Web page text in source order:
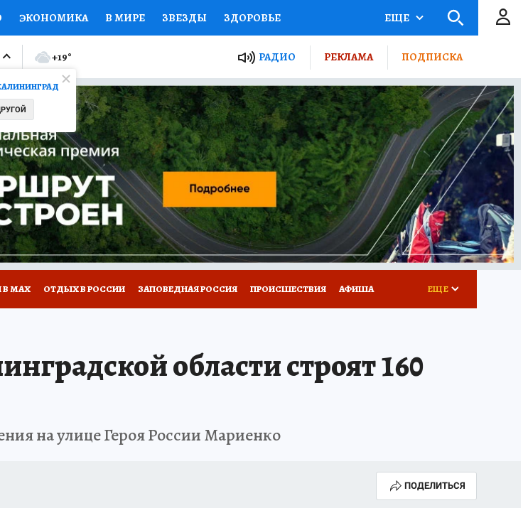
ЭКОНОМИКА В МИРЕ ЗВЕЗДЫ ЗДОРОВЬЕ
НАЦИОНАЛЬНЫЕ ПРОЕКТЫ РОССИИ
Я ЗНАЮ СЕМЬЯ ЖЕНСКИЕ СЕКРЕТЫ ПУТЕВОДИТЕЛЬ
СПЕЦПРОЕКТЫ ДЕФИЦИТ ЖЕЛЕЗА ТУРИЗМ
КОНКУРСЫ РАБОТА У НАС ГИД ПОТРЕБИТЕЛЯ ВСЕ О КП
ЕЩЕ
+19° РАДИО РЕКЛАМА ПОДПИСКА
В МАХ ОТДЫХ В РОССИИ ЗАПОВЕДНАЯ РОССИЯ ПРОИСШЕСТВИЯ АФИША ЕЩЕ
области строят 160
на улице Героя России Мариенко
ПОДЕЛИТЬСЯ